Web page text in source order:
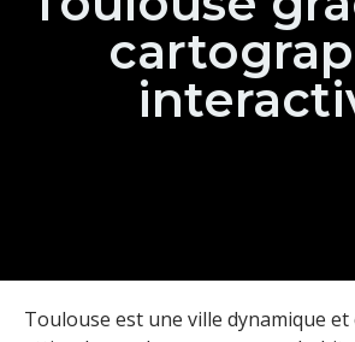
Toulouse est une ville dynamique